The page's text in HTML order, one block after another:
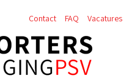
Contact FAQ Vacatures